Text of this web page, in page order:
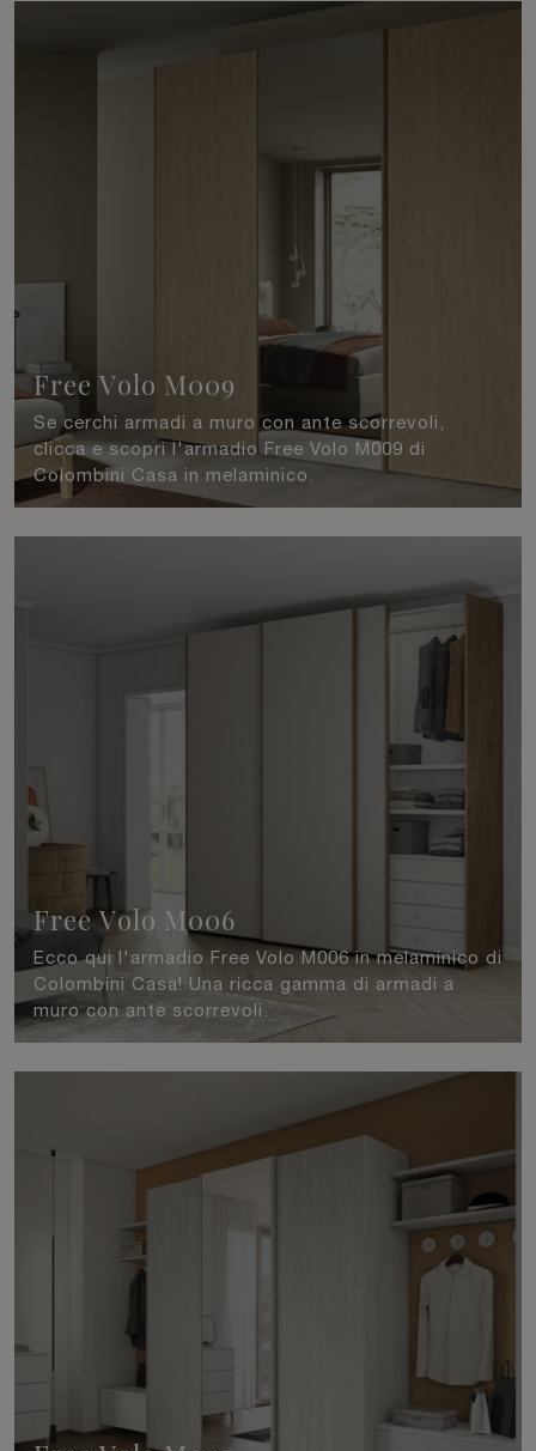
Free Volo M009
Se cerchi armadi a muro con ante scorrevoli,
clicca e scopri l'armadio Free Volo M009 di
Colombini Casa in melaminico.
Free Volo M006
Ecco qui l'armadio Free Volo M006 in melaminico di
Colombini Casa! Una ricca gamma di armadi a
muro con ante scorrevoli.